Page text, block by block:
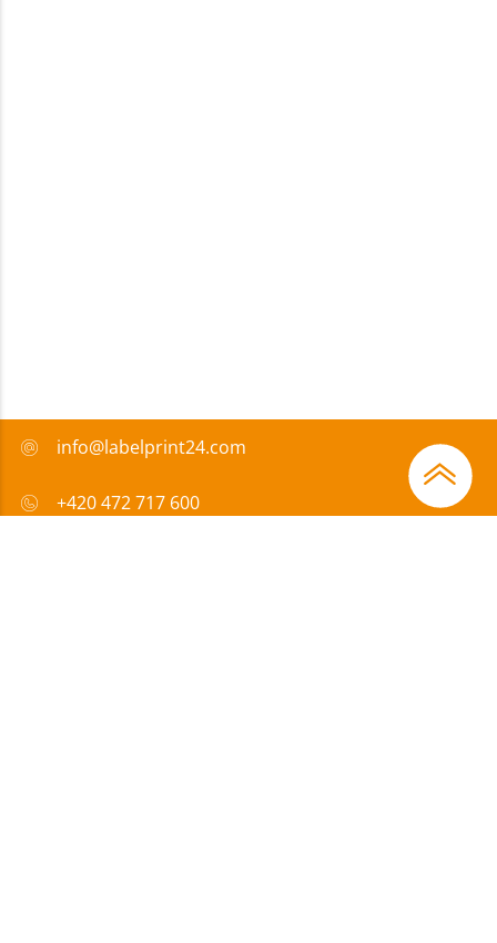
info@labelprint24.com
+420 472 717 600